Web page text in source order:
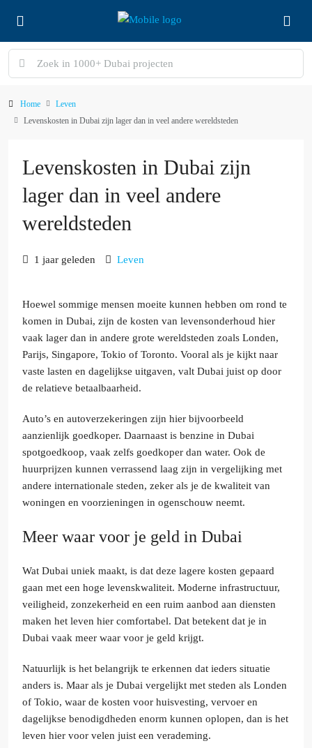
Home
Leven
Levenskosten in Dubai zijn lager dan in veel andere wereldsteden
Levenskosten in Dubai zijn
lager dan in veel andere
wereldsteden
1 jaar geleden Leven
Hoewel sommige mensen moeite kunnen hebben om rond te
komen in Dubai, zijn de kosten van levensonderhoud hier
vaak lager dan in andere grote wereldsteden zoals Londen,
Parijs, Singapore, Tokio of Toronto. Vooral als je kijkt naar
vaste lasten en dagelijkse uitgaven, valt Dubai juist op door
de relatieve betaalbaarheid.
Auto’s en autoverzekeringen zijn hier bijvoorbeeld
aanzienlijk goedkoper. Daarnaast is benzine in Dubai
spotgoedkoop, vaak zelfs goedkoper dan water. Ook de
huurprijzen kunnen verrassend laag zijn in vergelijking met
andere internationale steden, zeker als je de kwaliteit van
woningen en voorzieningen in ogenschouw neemt.
Meer waar voor je geld in Dubai
Wat Dubai uniek maakt, is dat deze lagere kosten gepaard
gaan met een hoge levenskwaliteit. Moderne infrastructuur,
veiligheid, zonzekerheid en een ruim aanbod aan diensten
maken het leven hier comfortabel. Dat betekent dat je in
Dubai vaak meer waar voor je geld krijgt.
Natuurlijk is het belangrijk te erkennen dat ieders situatie
anders is. Maar als je Dubai vergelijkt met steden als Londen
of Tokio, waar de kosten voor huisvesting, vervoer en
dagelijkse benodigdheden enorm kunnen oplopen, dan is het
leven hier voor velen juist een verademing.